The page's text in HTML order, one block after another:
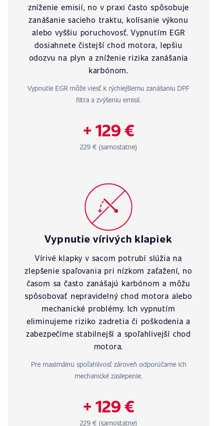
zníženie emisií, no v praxi často spôsobuje
zanášanie sacieho traktu, kolísanie výkonu
alebo vyššiu poruchovosť. Vypnutím EGR
dosiahnete čistejší chod motora, lepšiu
odozvu na plyn a zníženie rizika zanášania
karbónom.
Vypnutie EGR môže viesť k rýchlejšiemu zanášaniu DPF
filtra a zvýšeniu emisií.
+ 129 €
229 € (samostatne)
Vypnutie vírivých klapiek
Vírivé klapky v sacom potrubí slúžia na
zlepšenie spaľovania pri nízkom zaťažení, no
časom sa často zanášajú karbónom a môžu
spôsobovať nepravidelný chod motora alebo
mechanické problémy. Ich vypnutím
eliminujeme riziko zadretia či poškodenia a
zabezpečíme stabilnejší a spoľahlivejší chod
motora.
Pre maximálnu spoľahlivosť zároveň odporúčame ich
mechanické zaslepenie.
+ 129 €
229 € (samostatne)